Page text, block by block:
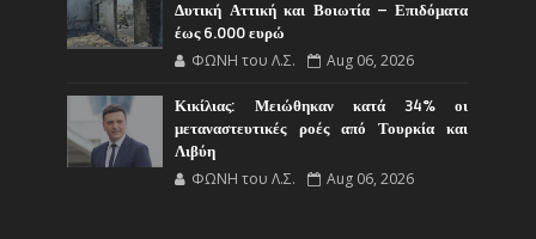
Δυτική Αττική και Βοιωτία – Επιδόματα
έως 6.000 ευρώ
ΦΩΝΗ του Λ.Σ. Aug 06, 2026
Κικίλιας: Μειώθηκαν κατά 34% οι
μεταναστευτικές ροές από Τουρκία και
Λιβύη
ΦΩΝΗ του Λ.Σ. Aug 06, 2026